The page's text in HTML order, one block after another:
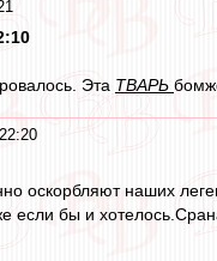
Эта ТВАРЬ
оскорбляют наших
если бы и